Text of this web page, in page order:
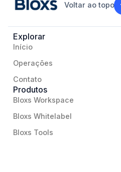
Voltar ao topo
Explorar
Início
Operações
Contato
Produtos
Bloxs Workspace
Bloxs Whitelabel
Bloxs Tools